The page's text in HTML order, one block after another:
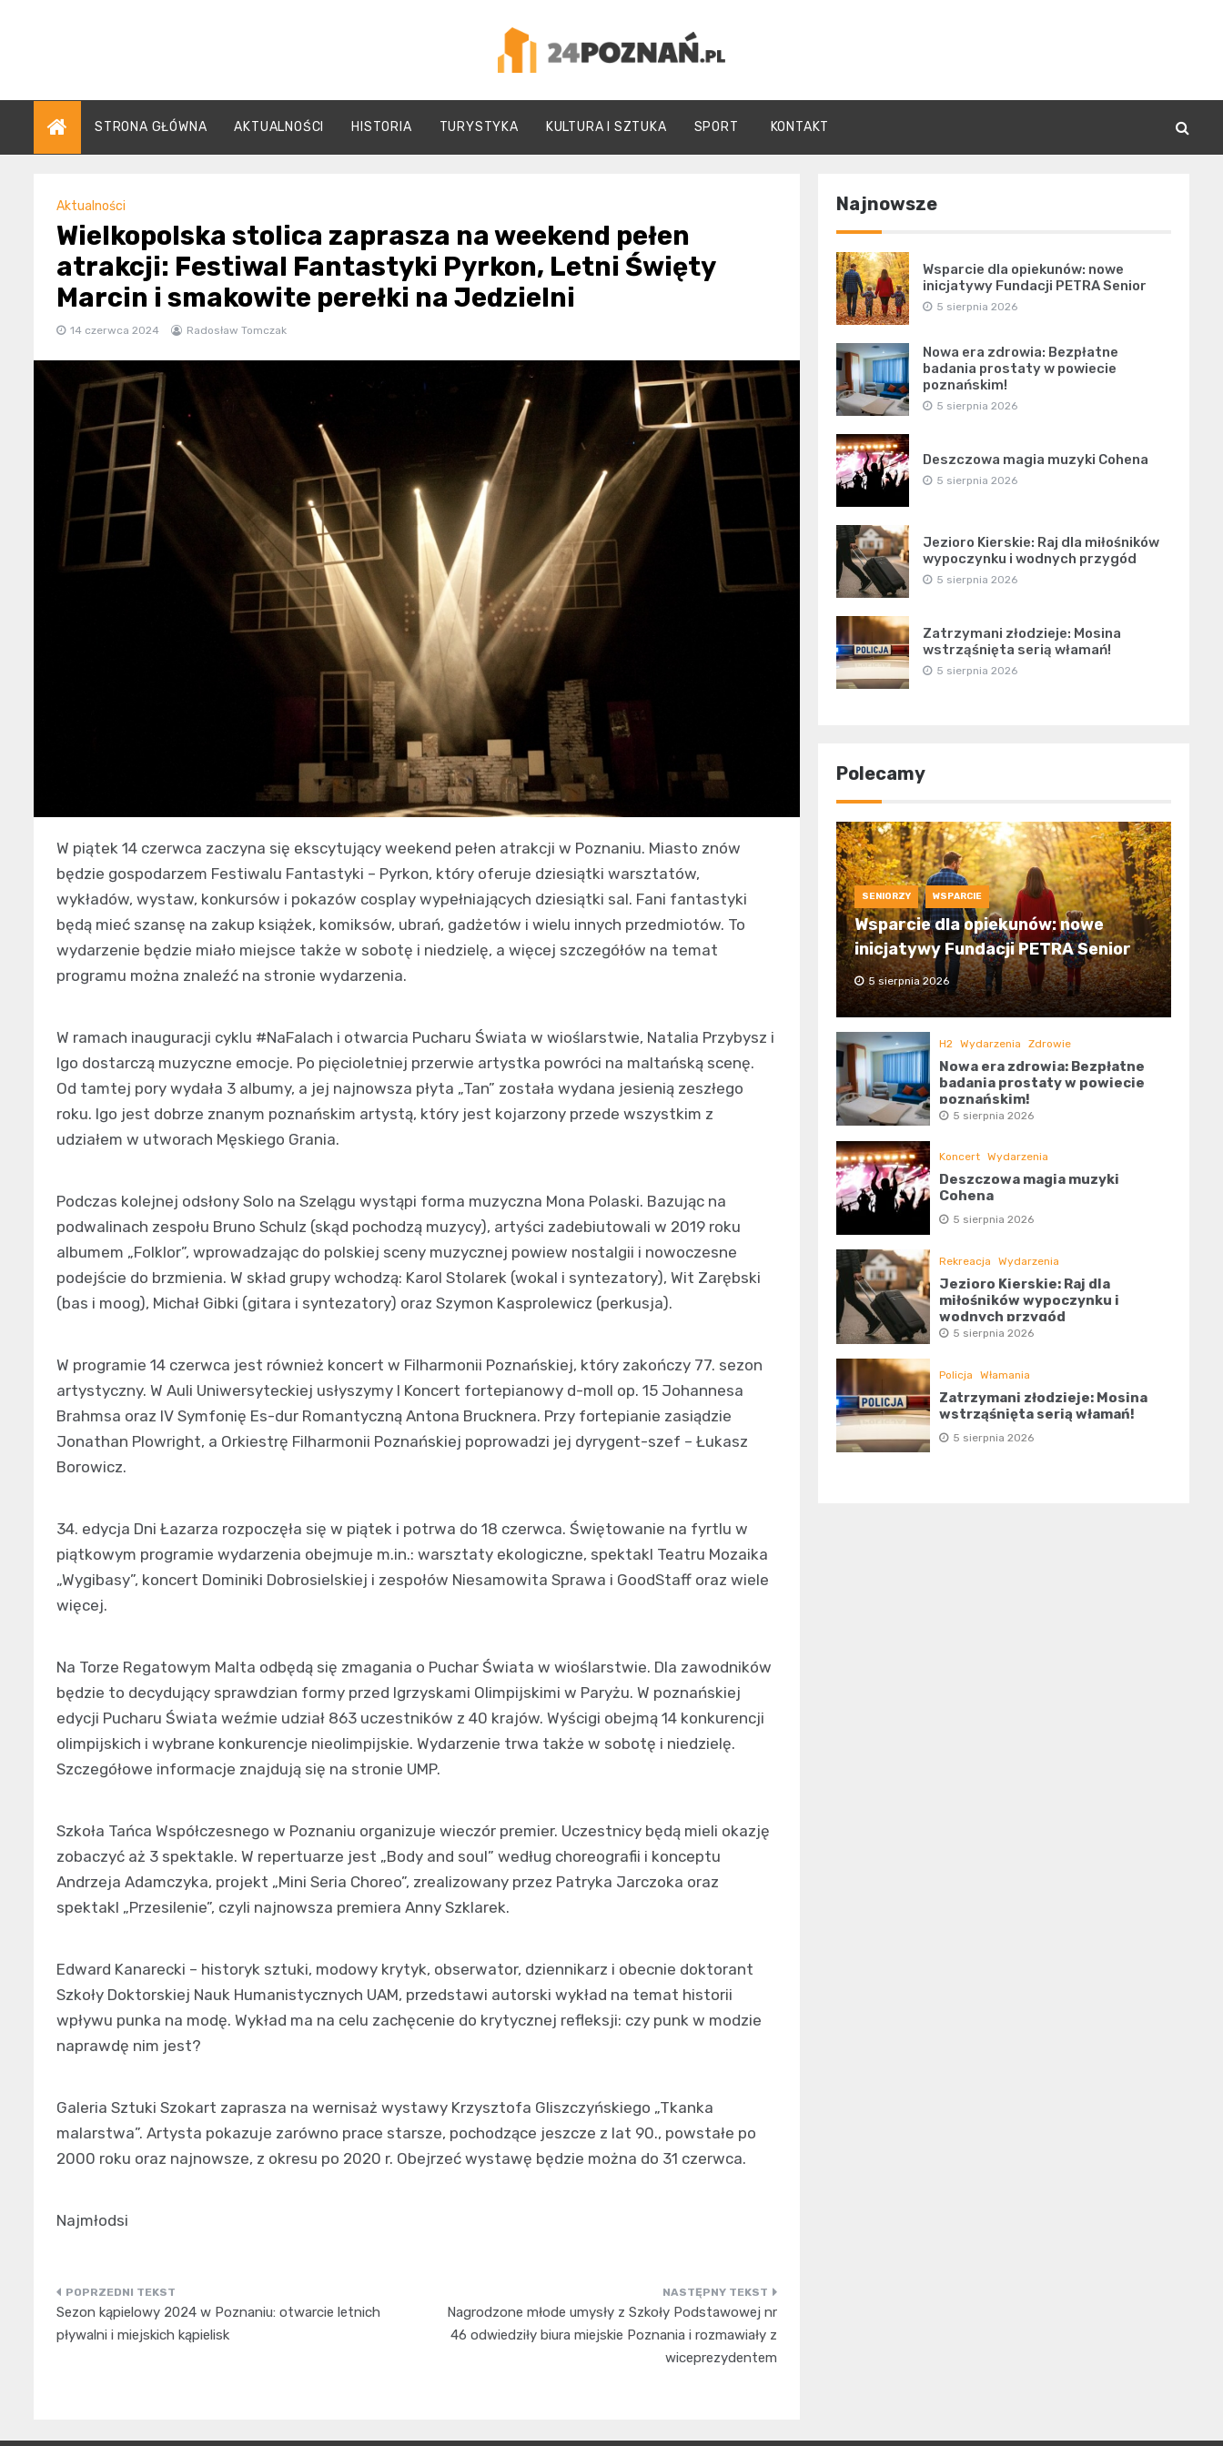
24Poznań.pl
STRONA GŁÓWNA AKTUALNOŚCI HISTORIA TURYSTYKA KULTURA I SZTUKA SPORT KONTAKT
Aktualności
Wielkopolska stolica zaprasza na weekend pełen
atrakcji: Festiwal Fantastyki Pyrkon, Letni Święty
Marcin i smakowite perełki na Jedzielni
14 czerwca 2024 Radosław Tomczak
W piątek 14 czerwca zaczyna się ekscytujący weekend pełen atrakcji w Poznaniu. Miasto znów
będzie gospodarzem Festiwalu Fantastyki – Pyrkon, który oferuje dziesiątki warsztatów,
wykładów, wystaw, konkursów i pokazów cosplay wypełniających dziesiątki sal. Fani fantastyki
będą mieć szansę na zakup książek, komiksów, ubrań, gadżetów i wielu innych przedmiotów. To
wydarzenie będzie miało miejsce także w sobotę i niedzielę, a więcej szczegółów na temat
programu można znaleźć na stronie wydarzenia.
W ramach inauguracji cyklu #NaFalach i otwarcia Pucharu Świata w wioślarstwie, Natalia Przybysz i
Igo dostarczą muzyczne emocje. Po pięcioletniej przerwie artystka powróci na maltańską scenę.
Od tamtej pory wydała 3 albumy, a jej najnowsza płyta „Tan” została wydana jesienią zeszłego
roku. Igo jest dobrze znanym poznańskim artystą, który jest kojarzony przede wszystkim z
udziałem w utworach Męskiego Grania.
Podczas kolejnej odsłony Solo na Szelągu wystąpi forma muzyczna Mona Polaski. Bazując na
podwalinach zespołu Bruno Schulz (skąd pochodzą muzycy), artyści zadebiutowali w 2019 roku
albumem „Folklor”, wprowadzając do polskiej sceny muzycznej powiew nostalgii i nowoczesne
podejście do brzmienia. W skład grupy wchodzą: Karol Stolarek (wokal i syntezatory), Wit Zarębski
(bas i moog), Michał Gibki (gitara i syntezatory) oraz Szymon Kasprolewicz (perkusja).
W programie 14 czerwca jest również koncert w Filharmonii Poznańskiej, który zakończy 77. sezon
artystyczny. W Auli Uniwersyteckiej usłyszymy I Koncert fortepianowy d-moll op. 15 Johannesa
Brahmsa oraz IV Symfonię Es-dur Romantyczną Antona Brucknera. Przy fortepianie zasiądzie
Jonathan Plowright, a Orkiestrę Filharmonii Poznańskiej poprowadzi jej dyrygent-szef – Łukasz
Borowicz.
34. edycja Dni Łazarza rozpoczęła się w piątek i potrwa do 18 czerwca. Świętowanie na fyrtlu w
piątkowym programie wydarzenia obejmuje m.in.: warsztaty ekologiczne, spektakl Teatru Mozaika
„Wygibasy”, koncert Dominiki Dobrosielskiej i zespołów Niesamowita Sprawa i GoodStaff oraz wiele
więcej.
Na Torze Regatowym Malta odbędą się zmagania o Puchar Świata w wioślarstwie. Dla zawodników
będzie to decydujący sprawdzian formy przed Igrzyskami Olimpijskimi w Paryżu. W poznańskiej
edycji Pucharu Świata weźmie udział 863 uczestników z 40 krajów. Wyścigi obejmą 14 konkurencji
olimpijskich i wybrane konkurencje nieolimpijskie. Wydarzenie trwa także w sobotę i niedzielę.
Szczegółowe informacje znajdują się na stronie UMP.
Szkoła Tańca Współczesnego w Poznaniu organizuje wieczór premier. Uczestnicy będą mieli okazję
zobaczyć aż 3 spektakle. W repertuarze jest „Body and soul” według choreografii i konceptu
Andrzeja Adamczyka, projekt „Mini Seria Choreo”, zrealizowany przez Patryka Jarczoka oraz
spektakl „Przesilenie”, czyli najnowsza premiera Anny Szklarek.
Edward Kanarecki – historyk sztuki, modowy krytyk, obserwator, dziennikarz i obecnie doktorant
Szkoły Doktorskiej Nauk Humanistycznych UAM, przedstawi autorski wykład na temat historii
wpływu punka na modę. Wykład ma na celu zachęcenie do krytycznej refleksji: czy punk w modzie
naprawdę nim jest?
Galeria Sztuki Szokart zaprasza na wernisaż wystawy Krzysztofa Gliszczyńskiego „Tkanka
malarstwa”. Artysta pokazuje zarówno prace starsze, pochodzące jeszcze z lat 90., powstałe po
2000 roku oraz najnowsze, z okresu po 2020 r. Obejrzeć wystawę będzie można do 31 czerwca.
Najmłodsi
Nawigacja
wpisu
Sezon kąpielowy 2024 w Poznaniu: otwarcie letnich
pływalni i miejskich kąpielisk
Nagrodzone młode umysły z Szkoły Podstawowej nr
46 odwiedziły biura miejskie Poznania i rozmawiały z
wiceprezydentem
Najnowsze
Wsparcie dla opiekunów: nowe
inicjatywy Fundacji PETRA Senior
5 sierpnia 2026
Nowa era zdrowia: Bezpłatne
badania prostaty w powiecie
poznańskim!
5 sierpnia 2026
Deszczowa magia muzyki Cohena
5 sierpnia 2026
Jezioro Kierskie: Raj dla miłośników
wypoczynku i wodnych przygód
5 sierpnia 2026
Zatrzymani złodzieje: Mosina
wstrząśnięta serią włamań!
5 sierpnia 2026
Polecamy
SENIORZY WSPARCIE
Wsparcie dla opiekunów: nowe
inicjatywy Fundacji PETRA Senior
5 sierpnia 2026
H2 Wydarzenia Zdrowie
Nowa era zdrowia: Bezpłatne
badania prostaty w powiecie
poznańskim!
5 sierpnia 2026
Koncert Wydarzenia
Deszczowa magia muzyki
Cohena
5 sierpnia 2026
Rekreacja Wydarzenia
Jezioro Kierskie: Raj dla
miłośników wypoczynku i
wodnych przygód
5 sierpnia 2026
Policja Włamania
Zatrzymani złodzieje: Mosina
wstrząśnięta serią włamań!
5 sierpnia 2026